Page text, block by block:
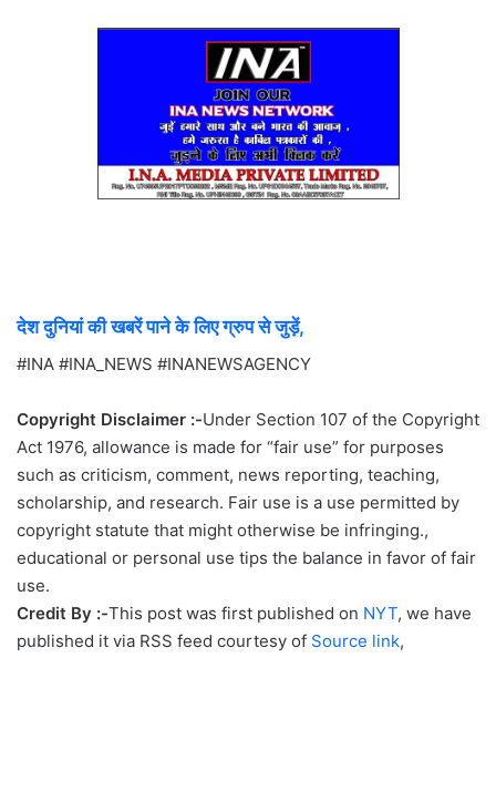
देश दुनियां की खबरें पाने के लिए ग्रुप से जुड़ें,
#INA #INA_NEWS #INANEWSAGENCY
Copyright Disclaimer :-Under Section 107 of the Copyright
Act 1976, allowance is made for “fair use” for purposes
such as criticism, comment, news reporting, teaching,
scholarship, and research. Fair use is a use permitted by
copyright statute that might otherwise be infringing.,
educational or personal use tips the balance in favor of fair
use.
Credit By :-This post was first published on NYT, we have
published it via RSS feed courtesy of Source link,